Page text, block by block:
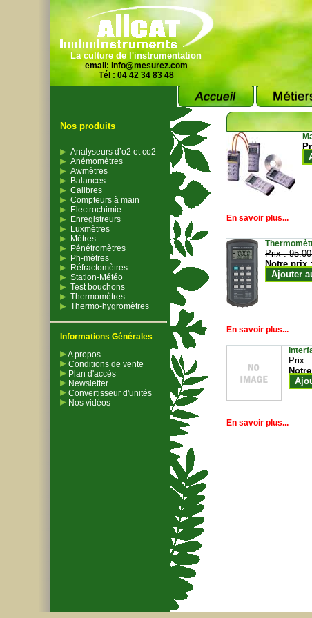
La culture de l'instrumentation
email: info@mesurez.com
Tél : 04 42 34 83 48
Nos produits
Analyseurs d’o2 et co2
Anémomètres
Awmètres
Balances
Calibres
Compteurs à main
Electrochimie
Enregistreurs
Luxmètres
Mètres
Pénétromètres
Ph-mètres
Réfractomètres
Station-Météo
Test bouchons
Thermomètres
Thermo-hygromètres
Informations Générales
A propos
Conditions de vente
Plan d'accès
Newsletter
Convertisseur d'unités
Nos vidéos
En savoir plus...
Prix :
Notre prix
Ajouter
En savoir plus...
Prix :
En savoir plus...